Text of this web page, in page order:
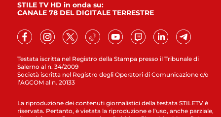
Testata iscritta nel Registro della Stampa presso il Tribunale di
Salerno al n. 34/2009
Società iscritta nel Registro degli Operatori di Comunicazione c/o
l’AGCOM al n. 20133
STILE TV HD in onda su:
CANALE 78 DEL DIGITALE TERRESTRE
La riproduzione dei contenuti giornalistici della testata STILETV è
riservata. Pertanto, è vietata la riproduzione e l’uso, anche parziale,